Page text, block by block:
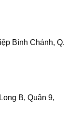
Bình Chánh, Q.
B, Quận 9,